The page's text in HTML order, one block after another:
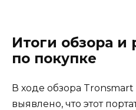
Итоги обзора
по покупке
В ходе обзора
выявлено, что этот